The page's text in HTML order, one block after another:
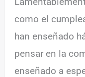
como el
han enseñado
pensar en la
enseñado a